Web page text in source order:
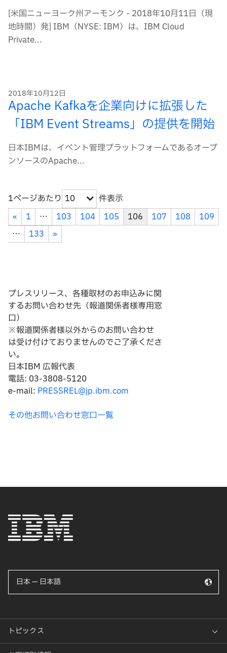
[米国ニューヨーク州アーモンク - 2018年10月11日（現
地時間）発] IBM（NYSE: IBM）は、IBM Cloud
Private...
2018年10月12日
Apache Kafkaを企業向けに拡張した
「IBM Event Streams」の提供を開始
日本IBMは、イベント管理プラットフォームであるオープ
ンソースのApache...
1ページあたり 10
件表示
«
1 … 103 104 105 106 107 108
109
…
133 »
プレスリリース、各種取材のお申込みに関
するお問い合わせ先（報道関係者様専用窓
口）
※報道関係者様以外からのお問い合わせ
は受け付けておりませんのでご了承くださ
い。
日本IBM 広報代表
電話: 03-3808-5120
e-mail: PRESSREL@jp.ibm.com
その他お問い合わせ窓口一覧
日本 — 日本語